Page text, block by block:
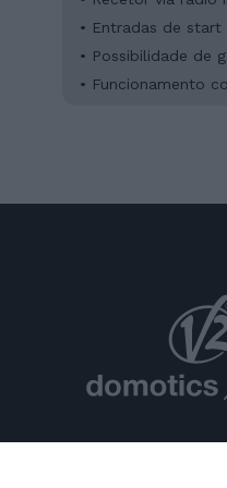
• Entradas de
• Possibilidade de
• Funcionamento